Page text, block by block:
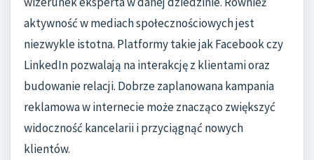
aktywność w mediach społecznościowych jest
niezwykle istotna. Platformy takie jak Facebook czy
LinkedIn pozwalają na interakcję z klientami oraz
budowanie relacji. Dobrze zaplanowana kampania
reklamowa w internecie może znacząco zwiększyć
widoczność kancelarii i przyciągnąć nowych
klientów.